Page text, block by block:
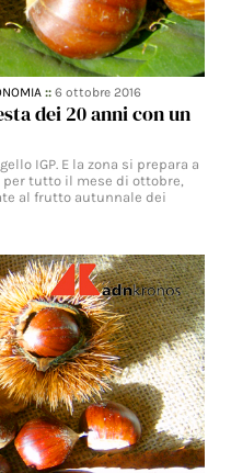
::6 ottobre 2016
dei 20 anni con un
IGP. E la zona si prepara a
tutto il mese di ottobre,
al frutto autunnale dei